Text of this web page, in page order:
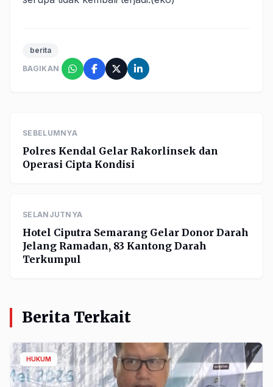
berita
BAGIKAN
SEBELUMNYA
Polres Kendal Gelar Rakorlinsek dan
Operasi Cipta Kondisi
SELANJUTNYA
Hotel Ciputra Semarang Gelar Donor Darah
Jelang Ramadan, 83 Kantong Darah
Terkumpul
Berita Terkait
HUKUM